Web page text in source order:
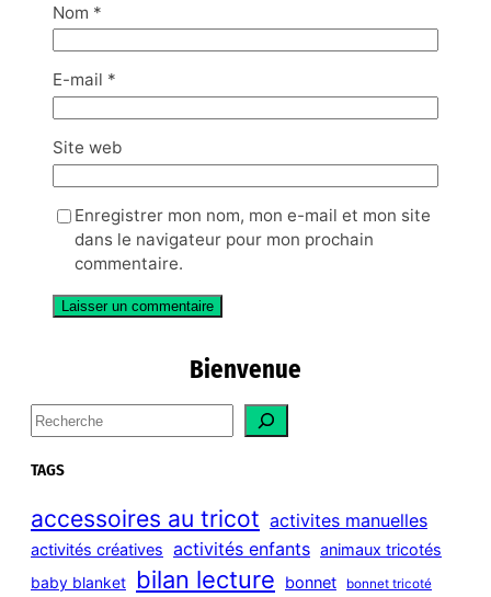
Nom *
E-mail *
Site web
Enregistrer mon nom, mon e-mail et mon site
dans le navigateur pour mon prochain
commentaire.
Bienvenue
S
e
a
c
h
TAGS
accessoires au tricot activites manuelles
activités créatives activités enfants animaux tricotés
baby blanket bilan lecture bonnet bonnet tricoté